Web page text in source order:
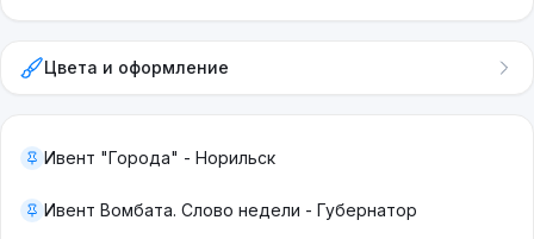
Цвета и оформление
Ивент "Города" - Норильск
Ивент Вомбата. Слово недели - Губернатор